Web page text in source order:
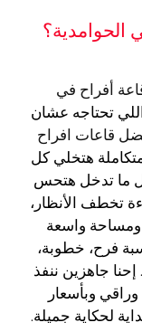
أفراح في
تحتاجه عشان
قاعات افراح
هتخلي كل
ما تدخل هتحس
تخطف الأنظار،
واسعة
فرح، خطوبة،
جاهزين ننفذ
وبأسعار
لحكاية جميلة.